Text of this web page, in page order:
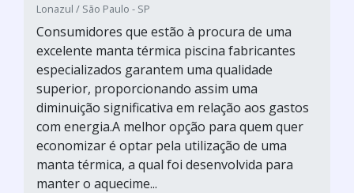
Lonazul / São Paulo - SP
Consumidores que estão à procura de uma
excelente manta térmica piscina fabricantes
especializados garantem uma qualidade
superior, proporcionando assim uma
diminuição significativa em relação aos gastos
com energia.A melhor opção para quem quer
economizar é optar pela utilização de uma
manta térmica, a qual foi desenvolvida para
manter o aquecime...